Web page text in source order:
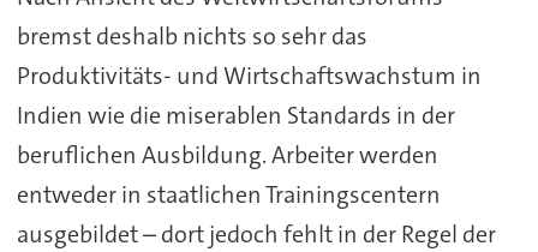
bremst deshalb nichts so sehr das
Produktivitäts- und Wirtschaftswachstum in
Indien wie die miserablen Standards in der
beruflichen Ausbildung. Arbeiter werden
entweder in staatlichen Trainingscentern
ausgebildet – dort jedoch fehlt in der Regel der